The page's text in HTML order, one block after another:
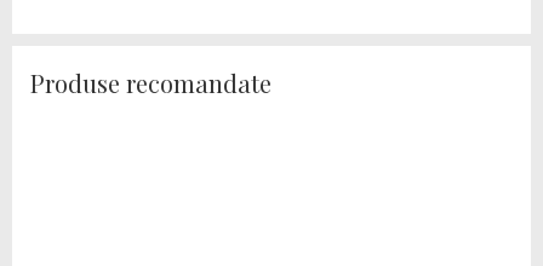
Produse recomandate